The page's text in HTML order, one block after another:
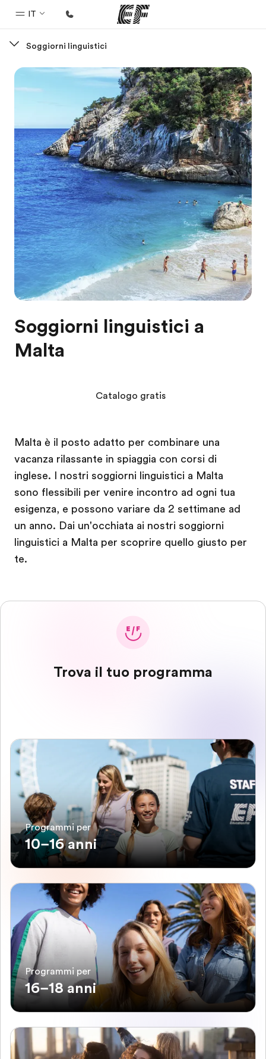
IT
Benvenuto alla EF
Vedi la nostra offerta
Uffici
Trova l'ufficio più vicino
Chi siamo
La nostra organizzazione
Carriera
Lavora con noi
Soggiorni linguistici
Soggiorni linguistici a
Malta
Malta è il posto adatto per combinare una
vacanza rilassante in spiaggia con corsi di
inglese. I nostri soggiorni linguistici a Malta
sono flessibili per venire incontro ad ogni tua
esigenza, e possono variare da 2 settimane ad
un anno. Dai un'occhiata ai nostri soggiorni
linguistici a Malta per scoprire quello giusto per
te.
Catalogo gratis
Trova il tuo programma
Programmi per
10–16 anni
Programmi per
16–18 anni